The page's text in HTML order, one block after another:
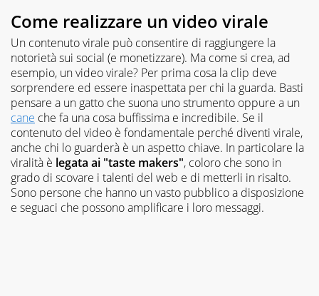
Come realizzare un video virale
Un contenuto virale può consentire di raggiungere la
notorietà sui social (e monetizzare). Ma come si crea, ad
esempio, un video virale? Per prima cosa la clip deve
sorprendere ed essere inaspettata per chi la guarda. Basti
pensare a un gatto che suona uno strumento oppure a un
cane che fa una cosa buffissima e incredibile. Se il
contenuto del video è fondamentale perché diventi virale,
anche chi lo guarderà è un aspetto chiave. In particolare la
viralità è legata ai "taste makers", coloro che sono in
grado di scovare i talenti del web e di metterli in risalto.
Sono persone che hanno un vasto pubblico a disposizione
e seguaci che possono amplificare i loro messaggi.